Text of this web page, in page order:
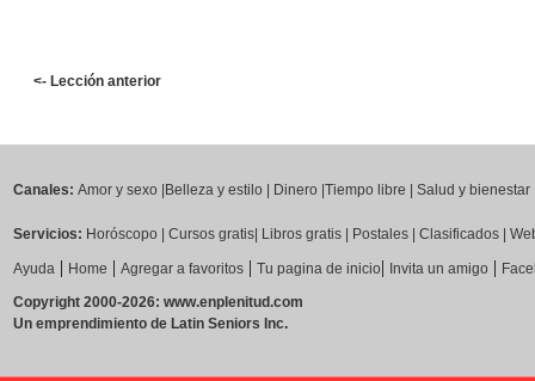
<- Lección anterior
Canales: Amor y sexo Belleza y estilo Dinero Tiempo libre Salud y bienestar
Servicios: Horóscopo Cursos gratis Libros gratis Postales Clasificados
Ayuda | Home | Agregar a favoritos | Tu pagina de inicio| Invita un amigo |
Copyright 2000-2026: www.enplenitud.com
Un emprendimiento de Latin Seniors Inc.